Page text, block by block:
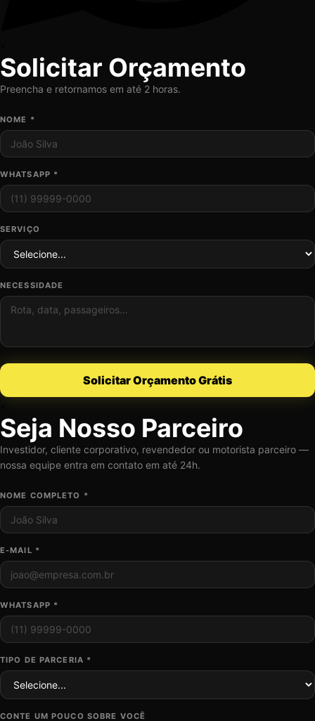
Solicitar Orçamento
Preencha e retornamos em até 2 horas.
NOME *
WHATSAPP *
SERVIÇO
NECESSIDADE
Solicitar Orçamento Grátis
Seja Nosso Parceiro
Investidor, cliente corporativo, revendedor ou motorista parceiro —
nossa equipe entra em contato em até 24h.
NOME COMPLETO *
E-MAIL *
WHATSAPP *
TIPO DE PARCERIA *
CONTE UM POUCO SOBRE VOCÊ